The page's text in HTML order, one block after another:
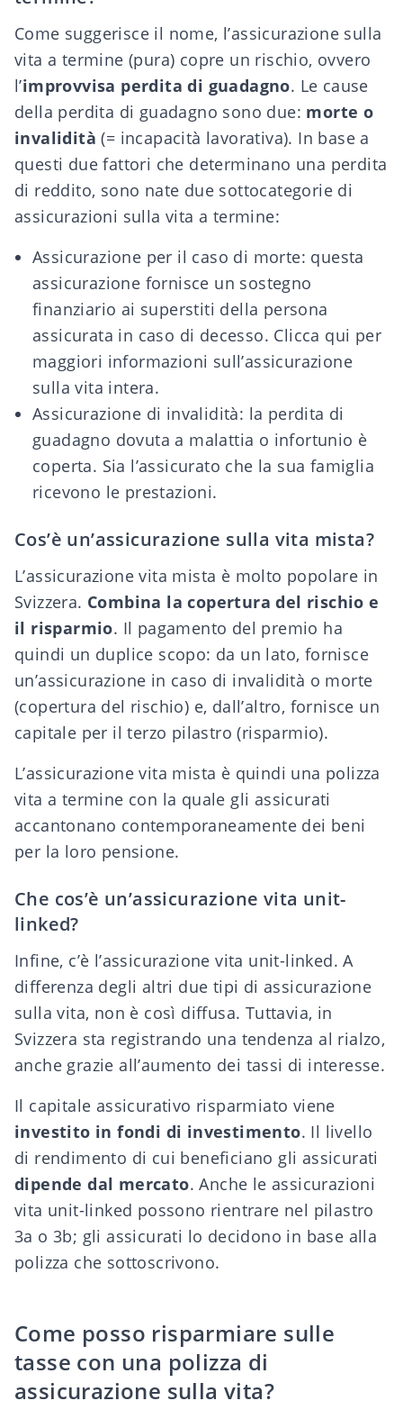
Come suggerisce il nome, l’assicurazione sulla
vita a termine (pura) copre un rischio, ovvero
l’improvvisa perdita di guadagno. Le cause
della perdita di guadagno sono due: morte o
invalidità (= incapacità lavorativa). In base a
questi due fattori che determinano una perdita
di reddito, sono nate due sottocategorie di
assicurazioni sulla vita a termine:
Assicurazione per il caso di morte: questa
assicurazione fornisce un sostegno
finanziario ai superstiti della persona
assicurata in caso di decesso. Clicca qui per
maggiori informazioni sull’assicurazione
sulla vita intera.
Assicurazione di invalidità: la perdita di
guadagno dovuta a malattia o infortunio è
coperta. Sia l’assicurato che la sua famiglia
ricevono le prestazioni.
Cos’è un’assicurazione sulla vita mista?
L’assicurazione vita mista è molto popolare in
Svizzera. Combina la copertura del rischio e
il risparmio. Il pagamento del premio ha
quindi un duplice scopo: da un lato, fornisce
un’assicurazione in caso di invalidità o morte
(copertura del rischio) e, dall’altro, fornisce un
capitale per ilterzo pilastro (risparmio).
L’assicurazione vita mista è quindi una polizza
vita a termine con la quale gli assicurati
accantonano contemporaneamente dei beni
per la loro pensione.
Che cos’è un’assicurazione vita unit-
linked?
Infine, c’è l’assicurazione vita unit-linked. A
differenza degli altri due tipi di assicurazione
sulla vita, non è così diffusa. Tuttavia, in
Svizzera sta registrando una tendenza al rialzo,
anche grazie all’aumento dei tassi di interesse.
Il capitale assicurativo risparmiato viene
investito in fondi di investimento. Il livello
di rendimento di cui beneficiano gli assicurati
dipende dal mercato. Anche le assicurazioni
vita unit-linked possono rientrare nel pilastro
3a o 3b; gli assicurati lo decidono in base alla
polizza che sottoscrivono.
Come posso risparmiare sulle
tasse con una polizza di
assicurazione sulla vita?